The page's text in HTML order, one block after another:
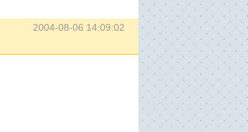
2004-08-06 14:09:02